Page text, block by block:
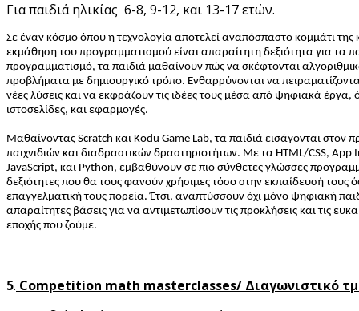
Για παιδιά ηλικίας 6-8, 9-12, και 13-17 ετών.
Σε έναν κόσμο όπου η τεχνολογία αποτελεί αναπόσπαστο κομμάτι της
εκμάθηση του προγραμματισμού είναι απαραίτητη δεξιότητα για τα
προγραμματισμό, τα παιδιά μαθαίνουν πώς να σκέφτονται
προβλήματα με δημιουργικό τρόπο. Ενθαρρύνονται να
νέες λύσεις και να εκφράζουν τις ιδέες τους μέσα από ψηφιακά έργα,
ιστοσελίδες, και εφαρμογές.
Μαθαίνοντας Scratch και Kodu Game Lab, τα παιδιά εισάγονται στον
παιχνιδιών και διαδραστικών δραστηριοτήτων. Με τα HTML/CSS, App
JavaScript, και Python, εμβαθύνουν σε πιο σύνθετες γλώσσες
δεξιότητες που θα τους φανούν χρήσιμες τόσο στην εκπαίδευσή τους
επαγγελματική τους πορεία. Έτσι, αναπτύσσουν όχι μόνο ψηφιακή
απαραίτητες βάσεις για να αντιμετωπίσουν τις προκλήσεις και τις
εποχής που ζούμε.
5. Competition math masterclasses/ Διαγωνιστικό